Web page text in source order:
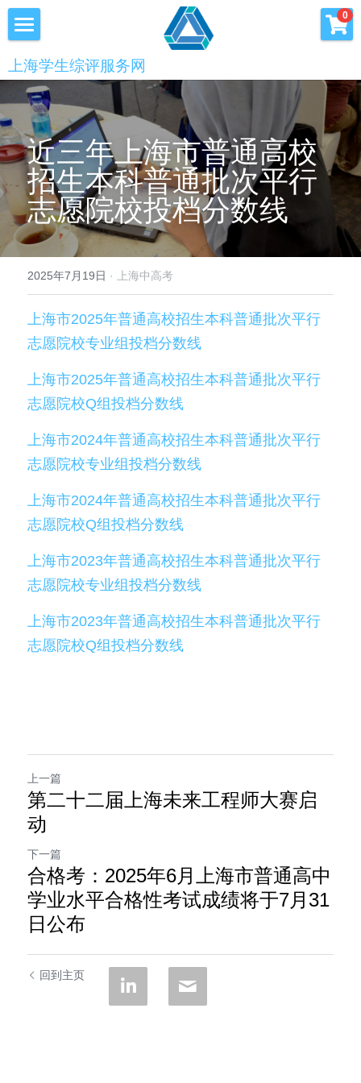
上海学生综评服务网
0
初中综评
高中综评
上海中高考
服务中心
学术提升
科创书店
心理咨询
美国高中NRCA
美国高中DC
日本高中留学
精品课程
法语学习
会员服务
新闻消息
联系我们
近三年上海市普通高校
招生本科普通批次平行
志愿院校投档分数线
2025年7月19日 · 上海中高考
上海市2025年普通高校招生本科普通批次平行
志愿院校专业组投档分数线
上海市2025年普通高校招生本科普通批次平行
志愿院校Q组投档分数线
上海市2024年普通高校招生本科普通批次平行
志愿院校专业组投档分数线
上海市2024年普通高校招生本科普通批次平行
志愿院校Q组投档分数线
上海市2023年普通高校招生本科普通批次平行
志愿院校专业组投档分数线
上海市2023年普通高校招生本科普通批次平行
志愿院校Q组投档分数线
上一篇
第二十二届上海未来工程师大赛启
动
下一篇
合格考：2025年6月上海市普通高中
学业水平合格性考试成绩将于7月31
日公布
回到主页
×
商品分类
优沃家教
青少年科创书店